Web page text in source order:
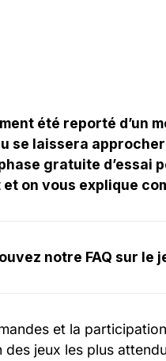
été reporté d’un
se laissera
gratuite d’essai
on vous explique
notre FAQ sur le
et la
des jeux les plus